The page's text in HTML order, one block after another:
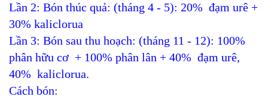
Lần 2: Bón thúc quả: (tháng 4 - 5): 20% đạm urê +
30% kaliclorua
Lần 3: Bón sau thu hoạch: (tháng 11 - 12): 100%
phân hữu cơ + 100% phân lân + 40% đạm urê,
40% kaliclorua.
Cách bón: